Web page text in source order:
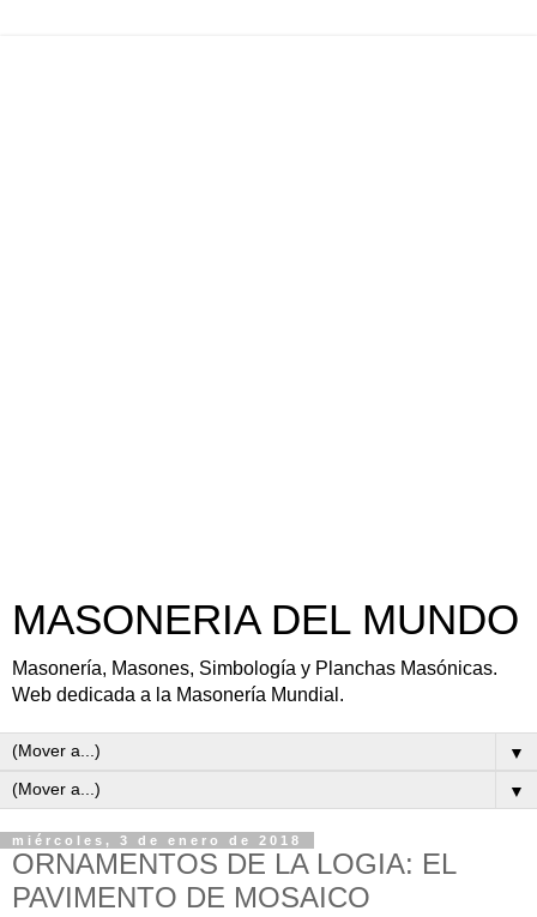
MASONERIA DEL MUNDO
Masonería, Masones, Simbología y Planchas Masónicas.
Web dedicada a la Masonería Mundial.
▼
▼
miércoles, 3 de enero de 2018
ORNAMENTOS DE LA LOGIA: EL
PAVIMENTO DE MOSAICO